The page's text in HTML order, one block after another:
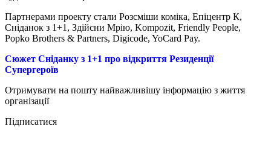
Партнерами проекту стали Розсміши коміка, Епіцентр К,
Сніданок з 1+1, Здійсни Мрію, Kompozit, Friendly People,
Popko Brothers & Partners, Digicode, YoCard Pay.
Сюжет Сніданку з 1+1 про відкриття Резиденції
Супергероїв
Отримувати на пошту найважливішу інформацію з життя
організації
Підписатися